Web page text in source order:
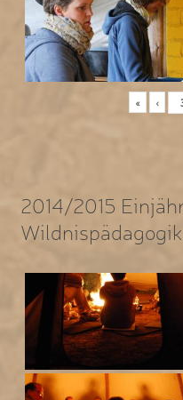
« ‹
2014/2015
Wildnispädagogik